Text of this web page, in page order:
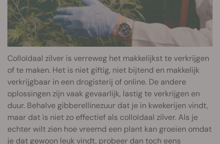
Colloïdaal zilver is verreweg het makkelijkst te verkrijgen
of te maken. Het is niet giftig, niet bijtend en makkelijk
verkrijgbaar in een drogisterij of online. De andere
oplossingen zijn vaak gevaarlijk, lastig te verkrijgen en
duur. Behalve gibberellinezuur dat je in kwekerijen vindt,
maar dat is niet zo effectief als colloïdaal zilver. Als je
echter wilt zien hoe vreemd een plant kan groeien omdat
je dat gewoon leuk vindt, probeer dan toch eens